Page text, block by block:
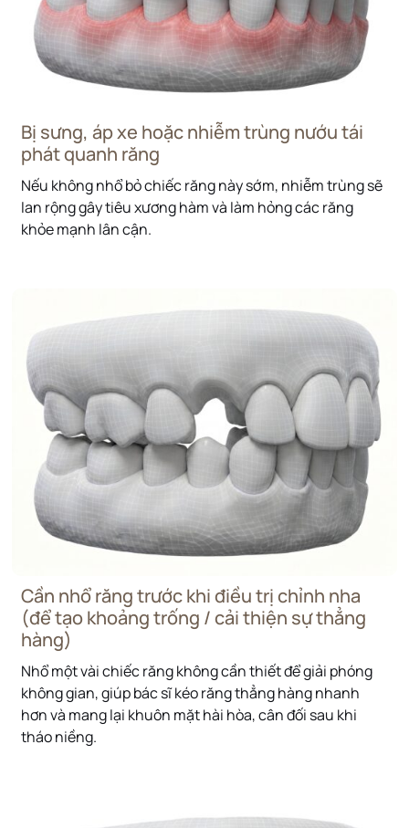
Bị sưng, áp xe hoặc nhiễm trùng nướu tái
phát quanh răng
Nếu không nhổ bỏ chiếc răng này sớm, nhiễm trùng sẽ
lan rộng gây tiêu xương hàm và làm hỏng các răng
khỏe mạnh lân cận.
Cần nhổ răng trước khi điều trị chỉnh nha
(để tạo khoảng trống / cải thiện sự thẳng
hàng)
Nhổ một vài chiếc răng không cần thiết để giải phóng
không gian, giúp bác sĩ kéo răng thẳng hàng nhanh
hơn và mang lại khuôn mặt hài hòa, cân đối sau khi
tháo niềng.